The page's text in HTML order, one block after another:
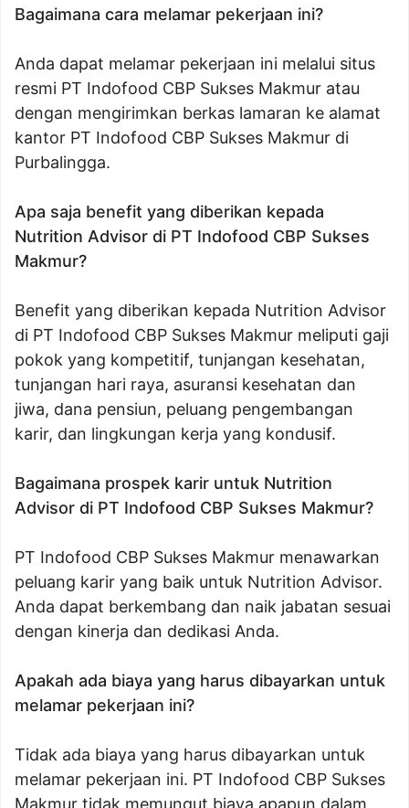
Bagaimana cara melamar pekerjaan ini?
Anda dapat melamar pekerjaan ini melalui situs
resmi PT Indofood CBP Sukses Makmur atau
dengan mengirimkan berkas lamaran ke alamat
kantor PT Indofood CBP Sukses Makmur di
Purbalingga.
Apa saja benefit yang diberikan kepada
Nutrition Advisor di PT Indofood CBP Sukses
Makmur?
Benefit yang diberikan kepada Nutrition Advisor
di PT Indofood CBP Sukses Makmur meliputi gaji
pokok yang kompetitif, tunjangan kesehatan,
tunjangan hari raya, asuransi kesehatan dan
jiwa, dana pensiun, peluang pengembangan
karir, dan lingkungan kerja yang kondusif.
Bagaimana prospek karir untuk Nutrition
Advisor di PT Indofood CBP Sukses Makmur?
PT Indofood CBP Sukses Makmur menawarkan
peluang karir yang baik untuk Nutrition Advisor.
Anda dapat berkembang dan naik jabatan sesuai
dengan kinerja dan dedikasi Anda.
Apakah ada biaya yang harus dibayarkan untuk
melamar pekerjaan ini?
Tidak ada biaya yang harus dibayarkan untuk
melamar pekerjaan ini. PT Indofood CBP Sukses
Makmur tidak memungut biaya apapun dalam